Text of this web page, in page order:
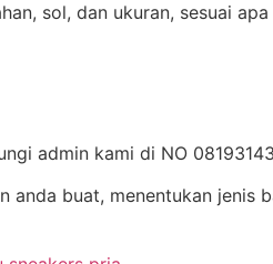
sol, dan ukuran, sesuai
admin kami di NO
buat, menentukan jenis